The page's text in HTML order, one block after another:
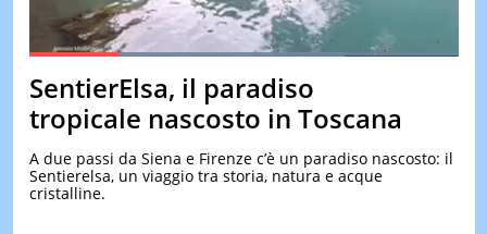
TEST
LE
Pause Unmute
Loaded:73.48%
SentierElsa, il paradiso
tropicale nascosto in Toscana
A due passi da Siena e Firenze c’è un paradiso nascosto: il
Sentierelsa, un viaggio tra storia, natura e acque
cristalline.